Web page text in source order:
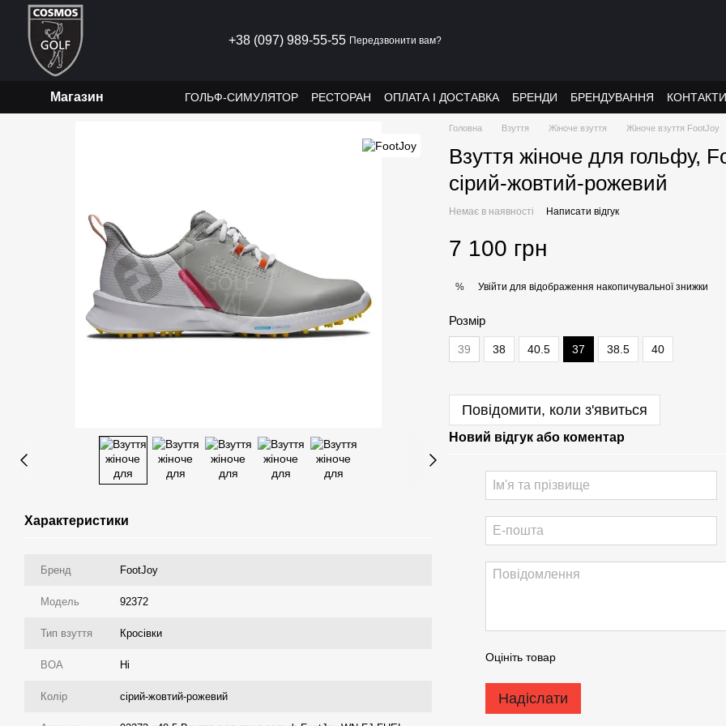
Перейти до основного контенту
+38 (097) 989-55-55 Передзвонити вам?
Магазин ГОЛЬФ-СИМУЛЯТОР РЕСТОРАН ОПЛАТА І ДОСТАВКА БРЕНДИ БРЕНДУВАННЯ КОНТАКТИ
Характеристики
Бренд FootJoy
Модель 92372
Тип взуття Кросівки
ВОА Ні
Колір сірий-жовтий-рожевий
Головна Взуття Жіноче взуття Жіноче взуття FootJoy
Взуття жіноче для гольфу,
сірий-жовтий-рожевий
Немає в наявності Написати відгук
7 100 грн
% Увійти для відображення накопичувальної знижки
Розмір
39 38 40.5 37 38.5 40
Повідомити, коли з'явиться
Новий відгук або коментар
Оцініть товар
Надіслати